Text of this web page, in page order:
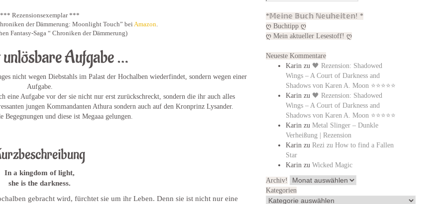
*** Rezensionsexemplar ***
der Dämmerung: Moonlight Touch” beiAmazon.
Fantasy-Saga “ Chroniken der Dämmerung)
unlösbare Aufgabe …
nicht wegen Diebstahls im Palast der Hochalben wiederfindet, sondern wegen einer
Aufgabe.
eine Aufgabe vor der sie nicht nur erst zurückschreckt, sondern die ihr auch alles
jungen Kommandanten Athura sondern auch auf den Kronprinz Lysander.
Begegnungen und diese ist Megaaa gelungen.
In a kingdom of light,
she is the darkness.
gebracht wird, fürchtet sie um ihr Leben. Denn sie ist nicht nur eine
*𝕄𝕖𝕚𝕟𝕖 𝔹𝕦𝕔𝕙 ℕ𝕖𝕦𝕙𝕖𝕚𝕥𝕖𝕟! *
ღ Buchtipp ღ
ღ Mein aktueller Lesestoff! ღ
Neueste Kommentare
Karinzu 🖤 Rezension: Shadowed
Wings – A Court of Darkness and
Shadows von Karen A. Moon ⭐⭐⭐⭐⭐
Karinzu 🖤 Rezension: Shadowed
Wings – A Court of Darkness and
Shadows von Karen A. Moon ⭐⭐⭐⭐⭐
Karinzu Metal Slinger – Dunkle
Verheißung | Rezension
Karinzu Rezi zu How to find a Fallen
Star
Karinzu Wicked Magic
Archiv!
Archiv!
Kategorien
Kategorien